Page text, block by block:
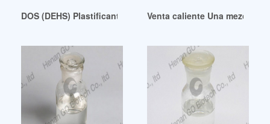
DOS (DEHS) Plastificante ColombiaVenta caliente Una mezcla